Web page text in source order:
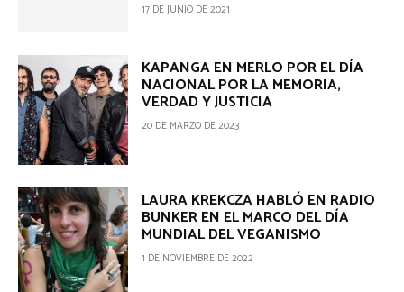
17 DE JUNIO DE 2021
KAPANGA EN MERLO POR EL DÍA
NACIONAL POR LA MEMORIA,
VERDAD Y JUSTICIA
20 DE MARZO DE 2023
LAURA KREKCZA HABLÓ EN RADIO
BUNKER EN EL MARCO DEL DÍA
MUNDIAL DEL VEGANISMO
1 DE NOVIEMBRE DE 2022